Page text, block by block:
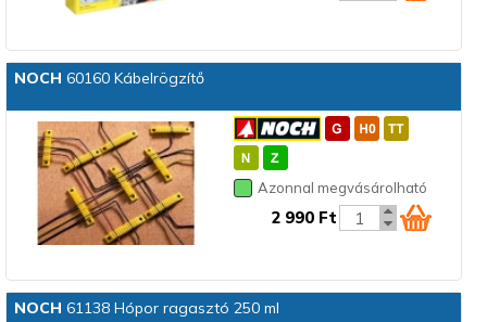
NOCH 60160 Kábelrögzítő
Azonnal megvásárolható
2 990 Ft
NOCH 61138 Hópor ragasztó 250 ml